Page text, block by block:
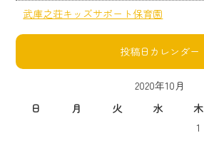
武庫之荘キッズサポート保育園
投稿日カレンダー
2020年10月
日
月 火 水 木
1